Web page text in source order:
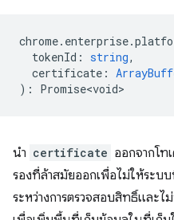
chrome. enterprise.
tokenId : string,
certificate :
) : Promise<void>
นำ certificate ออกจากโท
รองที่ล้าสมัยออกเพื่อไม่ให้ระบ
ระหว่างการตรวจสอบสิทธิ์และไ